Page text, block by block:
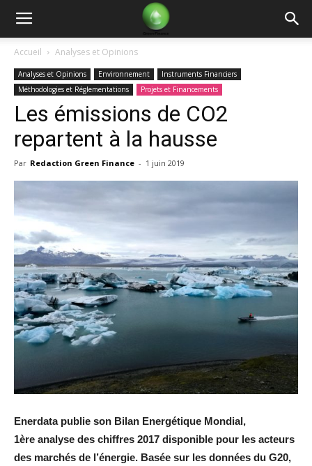
Green
Finance
Accueil Analyses et Opinions
Analyses et Opinions Environnement
Instruments Financiers
Méthodologies et Réglementations
Projets et Financements
Les émissions de CO2
repartent à la hausse
Par Redaction Green Finance - 1 juin 2019
Enerdata publie son Bilan Energétique Mondial,
1ère analyse des chiffres 2017 disponible pour les acteurs
des marchés de l’énergie. Basée sur les données du G20,